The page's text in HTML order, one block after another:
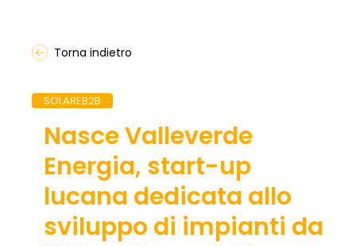
Torna indietro
SOLAREB2B
Nasce Valleverde
Energia, start-up
lucana dedicata allo
sviluppo di impianti da